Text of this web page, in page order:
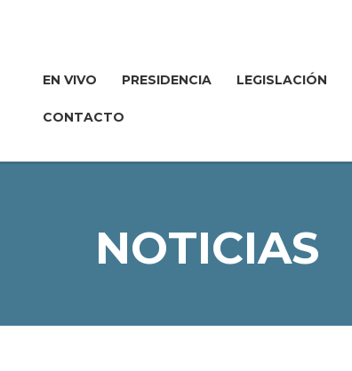
EN VIVO PRESIDENCIA LEGISLACIÓN
CONTACTO
NOTICIAS